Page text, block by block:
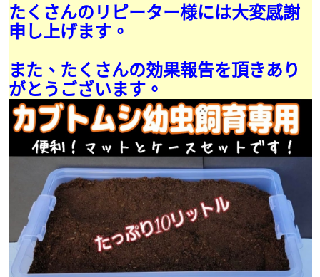
たくさんのリピーター様には大変感謝
申し上げます。
また、たくさんの効果報告を頂きあり
がとうございます。